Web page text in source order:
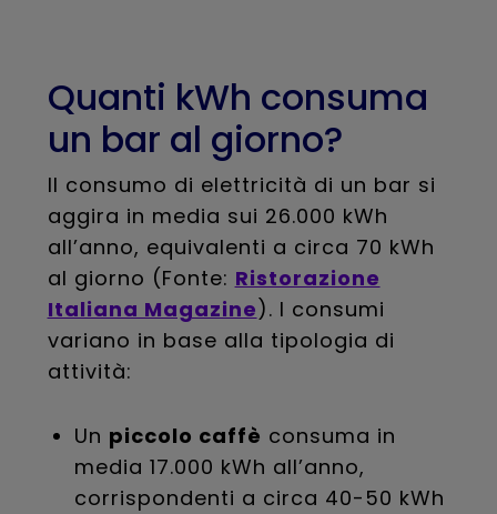
Quanti kWh consuma
un bar al giorno?
Il consumo di elettricità di un bar si
aggira in media sui 26.000 kWh
all’anno, equivalenti a circa 70 kWh
al giorno (Fonte: Ristorazione
Italiana Magazine). I consumi
variano in base alla tipologia di
attività:
Un piccolo caffè consuma in
media 17.000 kWh all’anno,
corrispondenti a circa 40-50 kWh